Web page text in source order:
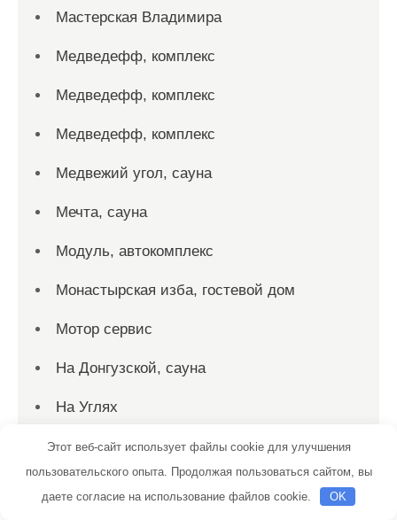
Мастерская Владимира
Медведефф, комплекс
Медведефф, комплекс
Медведефф, комплекс
Медвежий угол, сауна
Мечта, сауна
Модуль, автокомплекс
Монастырская изба, гостевой дом
Мотор сервис
На Донгузской, сауна
На Углях
На Универсальном, сауна
Этот веб-сайт использует файлы cookie для улучшения
пользовательского опыта. Продолжая пользоваться сайтом, вы
даете согласие на использование файлов cookie.
OK